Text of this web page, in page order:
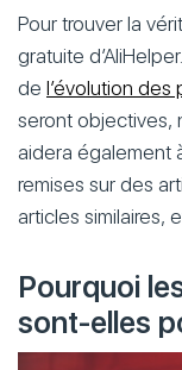
Pour trouver la
gratuite
de l’évolution des
seront objectives,
aidera également
remises sur des
articles similaires,
Pourquoi
sont-elles